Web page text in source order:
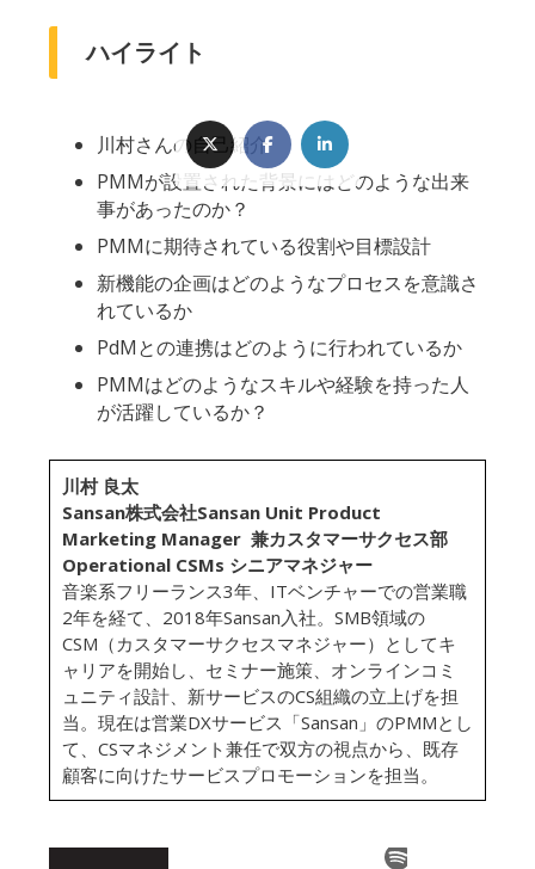
ハイライト
川村さんの自己紹介
PMMが設置された背景にはどのような出来
事があったのか？
PMMに期待されている役割や目標設計
新機能の企画はどのようなプロセスを意識さ
れているか
PdMとの連携はどのように行われているか
PMMはどのようなスキルや経験を持った人
が活躍しているか？
川村 良太
Sansan株式会社Sansan Unit Product
Marketing Manager 兼カスタマーサクセス部
Operational CSMs シニアマネジャー
音楽系フリーランス3年、ITベンチャーでの営業職
2年を経て、2018年Sansan入社。SMB領域の
CSM（カスタマーサクセスマネジャー）としてキ
ャリアを開始し、セミナー施策、オンラインコミ
ュニティ設計、新サービスのCS組織の立上げを担
当。現在は営業DXサービス「Sansan」のPMMとし
て、CSマネジメント兼任で双方の視点から、既存
顧客に向けたサービスプロモーションを担当。